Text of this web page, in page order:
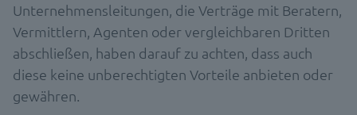
Unternehmensleitungen, die Verträge mit Beratern,
Vermittlern, Agenten oder vergleichbaren Dritten
abschließen, haben darauf zu achten, dass auch
diese keine unberechtigten Vorteile anbieten oder
gewähren.